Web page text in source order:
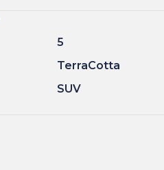
5
TerraCotta
SUV